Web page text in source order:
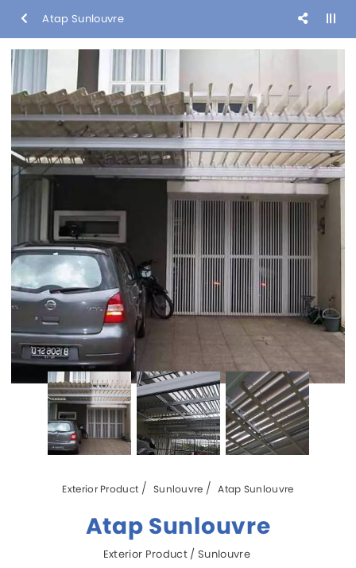
Atap Sunlouvre
Exterior Product Sunlouvre Atap Sunlouvre
Atap Sunlouvre
Exterior Product / Sunlouvre